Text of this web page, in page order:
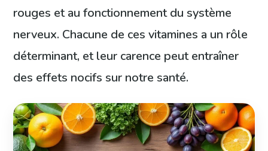
rouges et au fonctionnement du système
nerveux. Chacune de ces vitamines a un rôle
déterminant, et leur carence peut entraîner
des effets nocifs sur notre santé.